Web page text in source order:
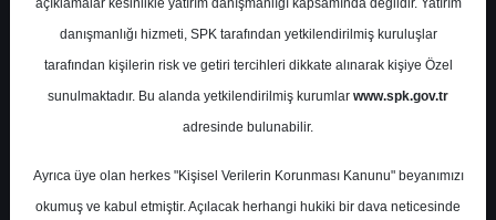
UNLU - Hedef Fiyat
Yapı Kredi Yatırım 10 Mart 2026
açıklamalar kesinlikle yatırım danışmanlığı kapsamında değildir. Yatırım
danışmanlığı hizmeti, SPK tarafından yetkilendirilmiş kuruluşlar
tarafından kişilerin risk ve getiri tercihleri dikkate alınarak kişiye Özel
sunulmaktadır. Bu alanda yetkilendirilmiş kurumlar www.spk.gov.tr
adresinde bulunabilir.
Ayrıca üye olan herkes "Kişisel Verilerin Korunması Kanunu" beyanımızı
okumuş ve kabul etmiştir. Açılacak herhangi hukiki bir dava neticesinde